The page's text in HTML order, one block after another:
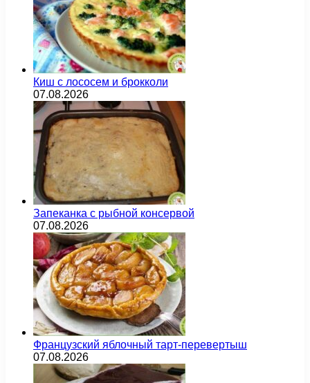
Киш с лососем и брокколи
07.08.2026
Запеканка с рыбной консервой
07.08.2026
Французский яблочный тарт-перевертыш
07.08.2026